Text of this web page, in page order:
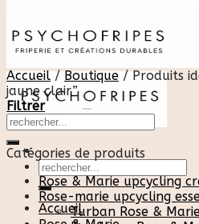
Recherche
pour :
Accueil
Accueil / Boutique /Produits
jaune clair”
Filtrer
Catégories de produits
Rose & Marie upcycling
Rose-marie upcycling
Turban Rose &